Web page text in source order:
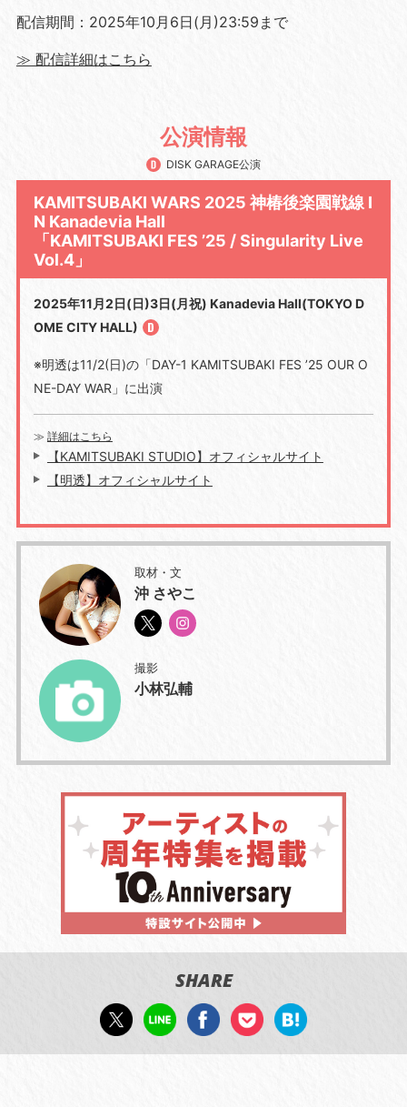
配信期間：2025年10月6日(月)23:59まで
≫ 配信詳細はこちら
公演情報
DISK GARAGE公演
KAMITSUBAKI WARS 2025 神椿後楽園戦線 I
N Kanadevia Hall
「KAMITSUBAKI FES ’25 / Singularity Live
Vol.4」
2025年11月2日(日)3日(月祝) Kanadevia Hall(TOKYO D
OME CITY HALL)
※明透は11/2(日)の「DAY-1 KAMITSUBAKI FES ’25 OUR O
NE-DAY WAR 」に出演
≫ 詳細はこちら
【KAMITSUBAKI STUDIO】オフィシャルサイト
【明透】オフィシャルサイト
取材・文
沖 さやこ
撮影
小林弘輔
SHARE